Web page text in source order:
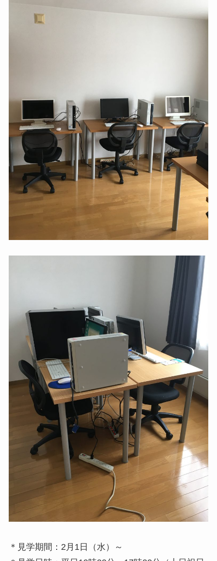
＊見学期間：2月1日（水）～